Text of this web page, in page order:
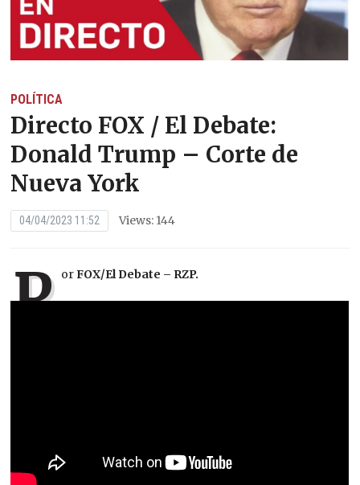
POLÍTICA
Directo FOX / El Debate:
Donald Trump – Corte de
Nueva York
04/04/2023 11:52 Views: 144
P orFOX/El Debate – RZP.